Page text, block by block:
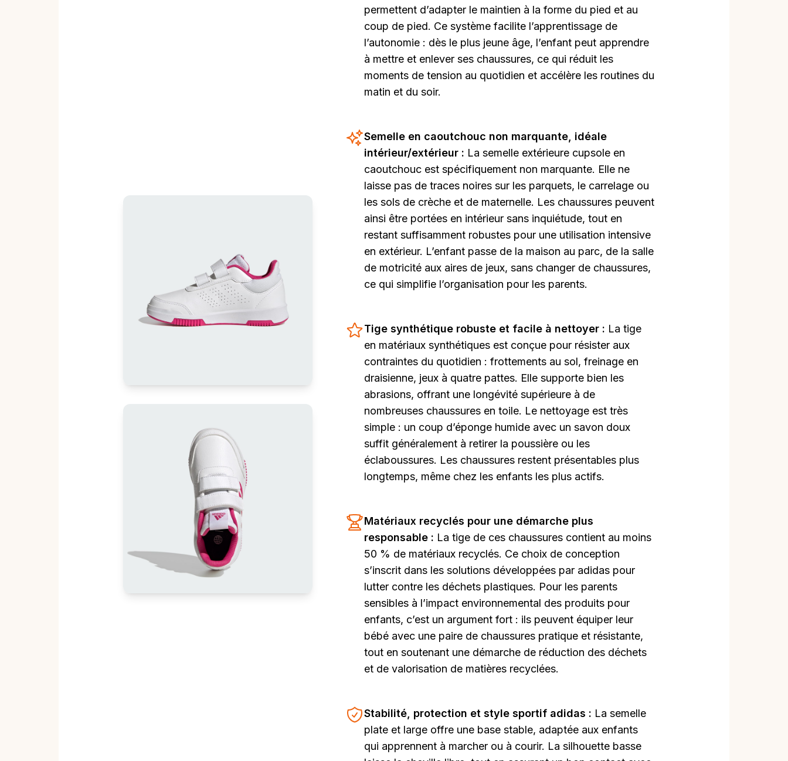
permettent d’adapter le maintien à la forme du pied et au
coup de pied. Ce système facilite l’apprentissage de
l’autonomie : dès le plus jeune âge, l’enfant peut apprendre
à mettre et enlever ses chaussures, ce qui réduit les
moments de tension au quotidien et accélère les routines du
matin et du soir.
Semelle en caoutchouc non marquante, idéale
intérieur/extérieur : La semelle extérieure cupsole en
caoutchouc est spécifiquement non marquante. Elle ne
laisse pas de traces noires sur les parquets, le carrelage ou
les sols de crèche et de maternelle. Les chaussures peuvent
ainsi être portées en intérieur sans inquiétude, tout en
restant suffisamment robustes pour une utilisation intensive
en extérieur. L’enfant passe de la maison au parc, de la salle
de motricité aux aires de jeux, sans changer de chaussures,
ce qui simplifie l’organisation pour les parents.
Tige synthétique robuste et facile à nettoyer : La tige
en matériaux synthétiques est conçue pour résister aux
contraintes du quotidien : frottements au sol, freinage en
draisienne, jeux à quatre pattes. Elle supporte bien les
abrasions, offrant une longévité supérieure à de
nombreuses chaussures en toile. Le nettoyage est très
simple : un coup d’éponge humide avec un savon doux
suffit généralement à retirer la poussière ou les
éclaboussures. Les chaussures restent présentables plus
longtemps, même chez les enfants les plus actifs.
Matériaux recyclés pour une démarche plus
responsable : La tige de ces chaussures contient au moins
50 % de matériaux recyclés. Ce choix de conception
s’inscrit dans les solutions développées par adidas pour
lutter contre les déchets plastiques. Pour les parents
sensibles à l’impact environnemental des produits pour
enfants, c’est un argument fort : ils peuvent équiper leur
bébé avec une paire de chaussures pratique et résistante,
tout en soutenant une démarche de réduction des déchets
et de valorisation de matières recyclées.
Stabilité, protection et style sportif adidas : La semelle
plate et large offre une base stable, adaptée aux enfants
qui apprennent à marcher ou à courir. La silhouette basse